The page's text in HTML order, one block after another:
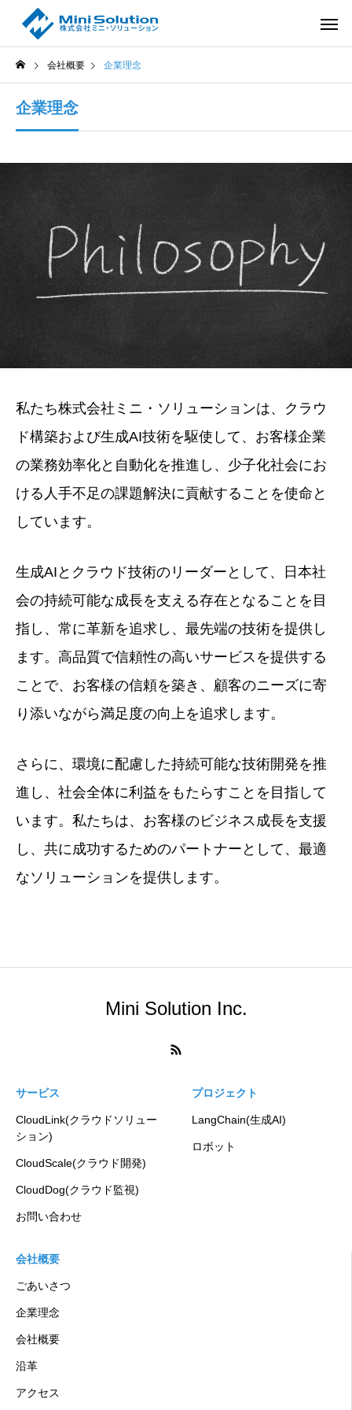
会社概要 企業理念
企業理念
私たち株式会社ミニ・ソリューションは、クラウ
ド構築および生成AI技術を駆使して、お客様企業
の業務効率化と自動化を推進し、少子化社会にお
ける人手不足の課題解決に貢献することを使命と
しています。
生成AIとクラウド技術のリーダーとして、日本社
会の持続可能な成長を支える存在となることを目
指し、常に革新を追求し、最先端の技術を提供し
ます。高品質で信頼性の高いサービスを提供する
ことで、お客様の信頼を築き、顧客のニーズに寄
り添いながら満足度の向上を追求します。
さらに、環境に配慮した持続可能な技術開発を推
進し、社会全体に利益をもたらすことを目指して
います。私たちは、お客様のビジネス成長を支援
し、共に成功するためのパートナーとして、最適
なソリューションを提供します。
Mini Solution Inc.
サービス
CloudLink(クラウドソリュー
ション)
CloudScale(クラウド開発)
CloudDog(クラウド監視)
お問い合わせ
プロジェクト
LangChain(生成AI)
ロボット
会社概要
ごあいさつ
企業理念
会社概要
沿革
アクセス